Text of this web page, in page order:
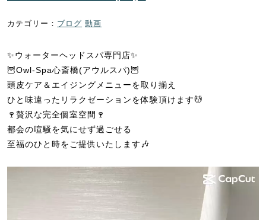
ブログ 動画
✨ウォーターヘッドスパ専門店✨
🦉Owl-Spa心斎橋(アウルスパ)🦉
頭皮ケア＆エイジングメニューを取り揃え
ひと味違ったリラクゼーションを体験頂けます💆
🍷贅沢な完全個室空間🍷
都会の喧騒を気にせず過ごせる
至福のひと時をご提供いたします🎶